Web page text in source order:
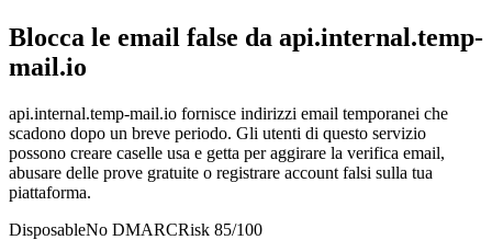
Blocca le email false da api.internal.temp-
mail.io
api.internal.temp-mail.io fornisce indirizzi email temporanei che
scadono dopo un breve periodo. Gli utenti di questo servizio
possono creare caselle usa e getta per aggirare la verifica email,
abusare delle prove gratuite o registrare account falsi sulla tua
piattaforma.
DisposableNo DMARCRisk 85/100